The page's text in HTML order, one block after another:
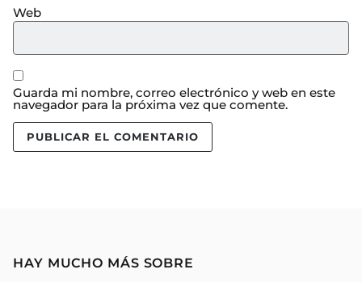
Web
Guarda mi nombre, correo electrónico y web en este
navegador para la próxima vez que comente.
HAY MUCHO MÁS SOBRE